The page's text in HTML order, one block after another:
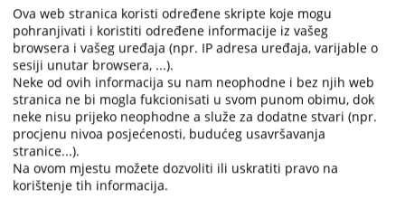
dana 16.03.2026. godine
41 0 K 108914 26 Kod 23.02.2026. godine, pravosnažna
dana 19.03.2026. godine
41 0 K 108611 26 Kod 25.03.2026. godine, pravosnažna
dana 29.04.2026. godine
41 0 K 108192 26 Kod 24.03.2026. godine, pravosnažna
dana 04.05.2026. godine
41 0 K 108514 26 Kod 21.04.2026. godine, pravosnažna
dana 18.05.2026. godine
Ova web stranica koristi određene skripte koje mogu
pohranjivati i koristiti određene informacije iz vašeg
browsera i vašeg uređaja (npr. IP adresa uređaja, varijable o
sesiji unutar browsera, ...).
Neke od ovih informacija su nam neophodne i bez njih web
stranica ne bi mogla fukcionisati u svom punom obimu, dok
neke nisu prijeko neophodne a služe za dodatne stvari (npr.
procjenu nivoa posjećenosti, budućeg usavršavanja
stranice...).
Na ovom mjestu možete dozvoliti ili uskratiti pravo na
korištenje tih informacija.